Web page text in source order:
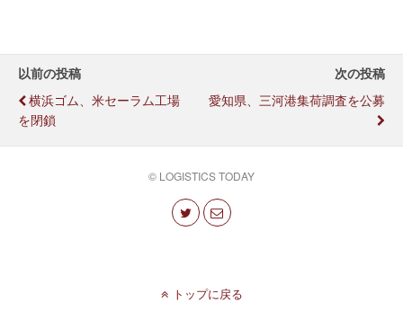
以前の投稿
横浜ゴム、米セーラム工場
を閉鎖
次の投稿
愛知県、三河港集荷調査を公募
© LOGISTICS TODAY
トップに戻る